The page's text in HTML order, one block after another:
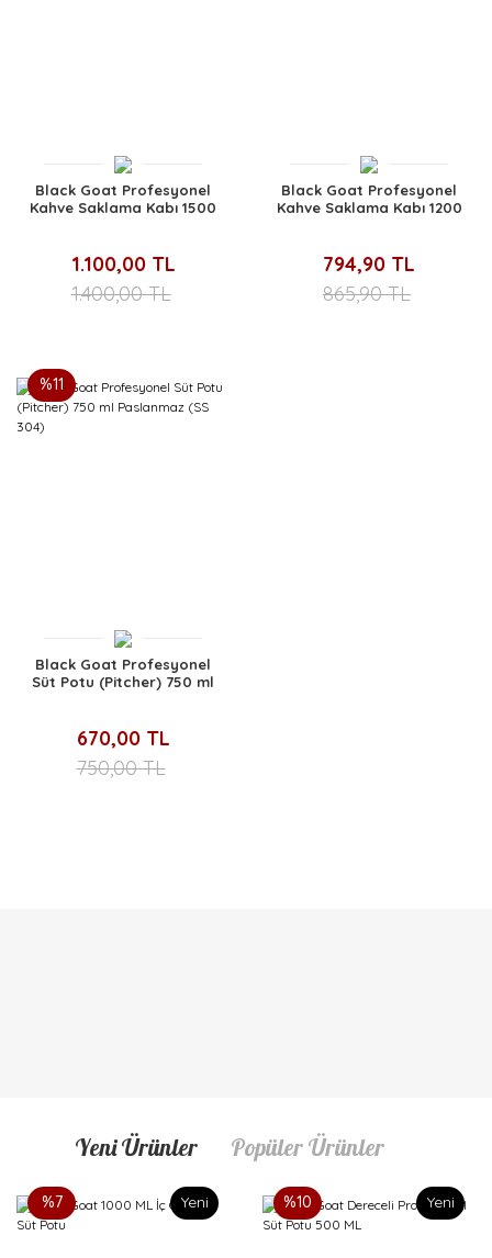
Black Goat Profesyonel
Kahve Saklama Kabı 1500
1.100,00 TL
1.400,00 TL
Black Goat Profesyonel
Kahve Saklama Kabı 1200
794,90 TL
865,90 TL
Black Goat Profesyonel
Süt Potu (Pitcher) 750 ml
%11
670,00 TL
750,00 TL
Yeni Ürünler Popüler Ürünler
Yeni
%7 Yeni
%10